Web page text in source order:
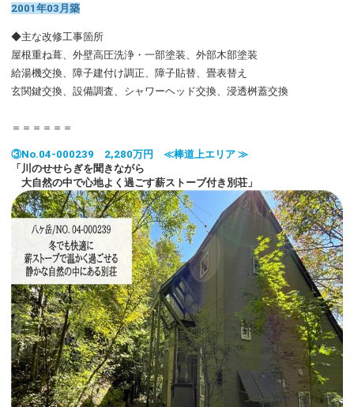
2001年03月築
◆主な改修工事箇所
屋根重ね葺、外壁高圧洗浄・一部塗装、外部木部塗装
給湯機交換、障子建付け調正、障子貼替、畳表替え
玄関鍵交換、設備調査、シャワーヘッド交換、浸透桝蓋交換
＝＝＝＝＝＝
③No.04-000239 2,280万円 ≪棒道上エリア ≫
「川のせせらぎを聞きながら
大自然の中で心地よく過ごす薪ストーブ付き別荘」